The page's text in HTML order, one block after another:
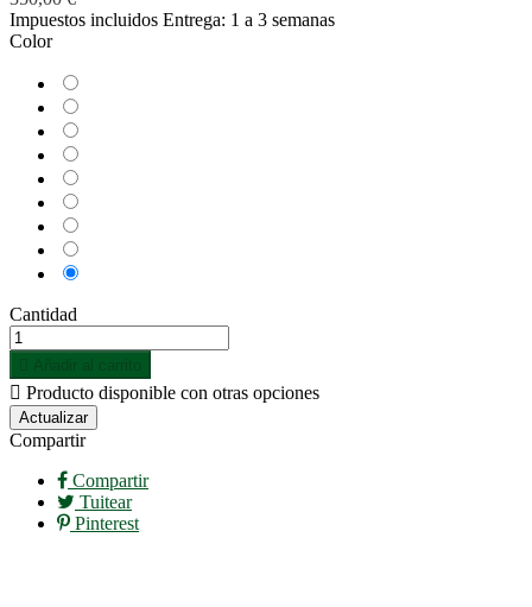
Impuestos incluidos Entrega: 1 a 3 semanas
Color
Cantidad
 Producto disponible con otras opciones
Compartir
Compartir
Tuitear
Pinterest